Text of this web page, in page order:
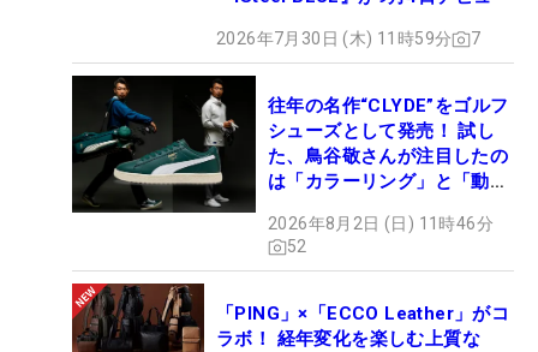
2026年7月30日 (木) 11時59分 7
往年の名作“CLYDE”をゴルフ
シューズとして発売！ 試し
た、鳥谷敬さんが注目したの
は「カラーリング」と「動き
2026年8月2日 (日) 11時46分
52
「PING」×「ECCO Leather」がコ
ラボ！ 経年変化を楽しむ上質な